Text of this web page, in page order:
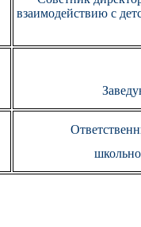
взаимодействию с